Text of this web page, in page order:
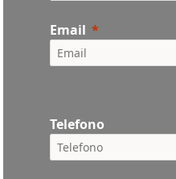
Email
Telefono